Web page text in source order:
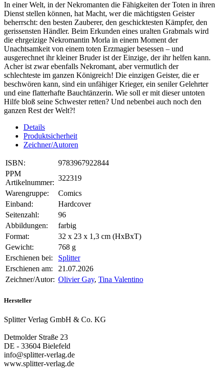
In einer Welt, in der Nekromanten die Fähigkeiten der Toten in ihren
Dienst stellen können, hat Macht, wer die mächtigsten Geister
beherrscht: den besten Zauberer, den geschicktesten Kämpfer, den
gerissensten Händler. Beim Erkunden eines uralten Grabmals wird
die ehrgeizige Nekromantin Morla in einem Moment der
Unachtsamkeit von einem toten Erzmagier besessen – und
ausgerechnet ihr kleiner Bruder ist der Einzige, der ihr helfen kann.
Acher ist zwar ebenfalls Nekromant, aber vermutlich der
schlechteste im ganzen Königreich! Die einzigen Geister, die er
beschwören kann, sind ein unfähiger Krieger, ein seniler Gelehrter
und eine flatterhafte Bauchtänzerin. Wie soll er mit dieser untoten
Hilfe bloß seine Schwester retten? Und nebenbei auch noch den
ganzen Rest der Welt?!
Details
Produktsicherheit
Zeichner/Autoren
ISBN:
9783967922844
PPM
Artikelnummer:
322319
Warengruppe:
Comics
Einband:
Hardcover
Seitenzahl:
96
Abbildungen:
farbig
Format:
32 x 23 x 1,3 cm (HxBxT)
Gewicht:
768 g
Erschienen bei:
Splitter
Erschienen am:
21.07.2026
Zeichner/Autor: Olivier Gay, Tina Valentino
Hersteller
Splitter Verlag GmbH & Co. KG
Detmolder Straße 23
DE - 33604 Bielefeld
info@splitter-verlag.de
www.splitter-verlag.de